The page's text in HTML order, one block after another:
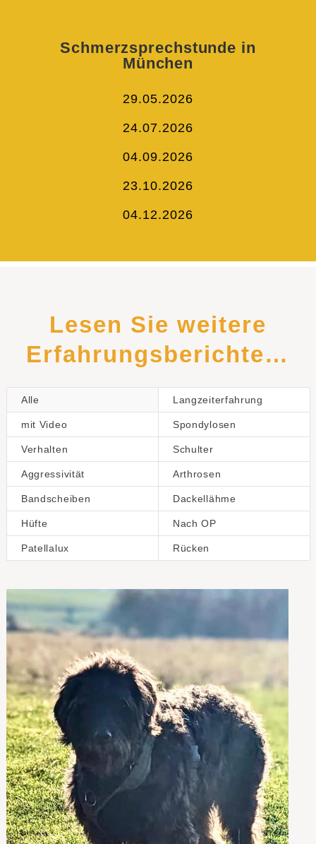
Schmerzsprechstunde in
München
29.05.2026
24.07.2026
04.09.2026
23.10.2026
04.12.2026
Lesen Sie weitere
Erfahrungsberichte…
Alle Langzeiterfahrung
mit Video Spondylosen
Verhalten Schulter
Aggressivität Arthrosen
Bandscheiben Dackellähme
Hüfte Nach OP
Patellalux Rücken